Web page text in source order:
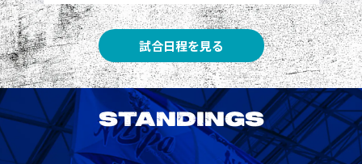
試合日程を見る
STANDINGS